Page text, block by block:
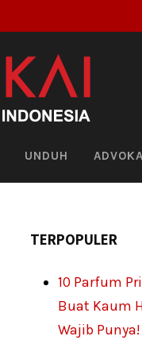
UNDUH
TERPOPULER
10 Parfum
Buat Kaum
Wajib Punya!